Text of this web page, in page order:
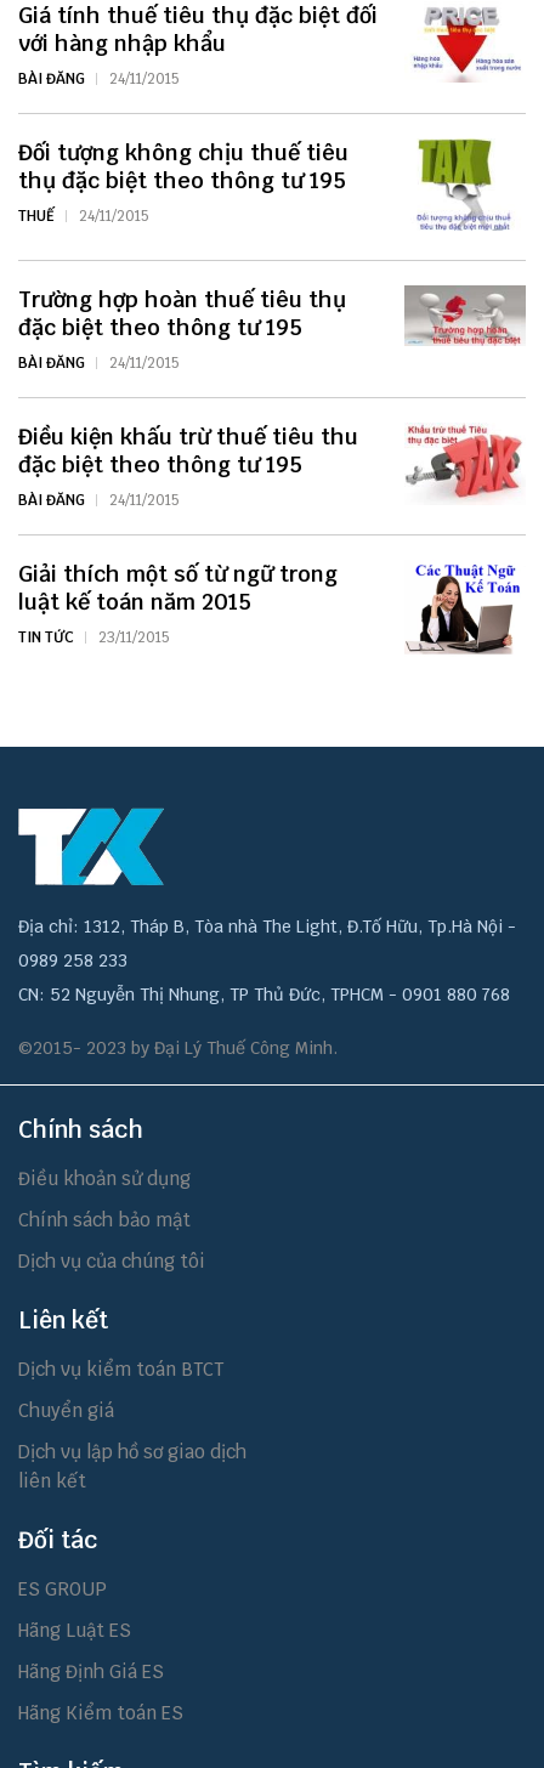
Giá tính thuế tiêu thụ đặc biệt đối
với hàng nhập khẩu
BÀI ĐĂNG 24/11/2015
Đối tượng không chịu thuế tiêu
thụ đặc biệt theo thông tư 195
THUẾ 24/11/2015
Trường hợp hoàn thuế tiêu thụ
đặc biệt theo thông tư 195
BÀI ĐĂNG 24/11/2015
Điều kiện khấu trừ thuế tiêu thu
đặc biệt theo thông tư 195
BÀI ĐĂNG 24/11/2015
Giải thích một số từ ngữ trong
luật kế toán năm 2015
TIN TỨC 23/11/2015
Địa chỉ: 1312, Tháp B, Tòa nhà The Light, Đ.Tố Hữu, Tp.Hà Nội -
0989 258 233
CN: 52 Nguyễn Thị Nhung, TP Thủ Đức, TPHCM - 0901 880 768
©2015- 2023 by Đại Lý Thuế Công Minh.
Chính sách
Điều khoản sử dụng
Chính sách bảo mật
Dịch vụ của chúng tôi
Liên kết
Dịch vụ kiểm toán BTCT
Chuyển giá
Dịch vụ lập hồ sơ giao dịch
liên kết
Đối tác
ES GROUP
Hãng Luật ES
Hãng Định Giá ES
Hãng Kiểm toán ES